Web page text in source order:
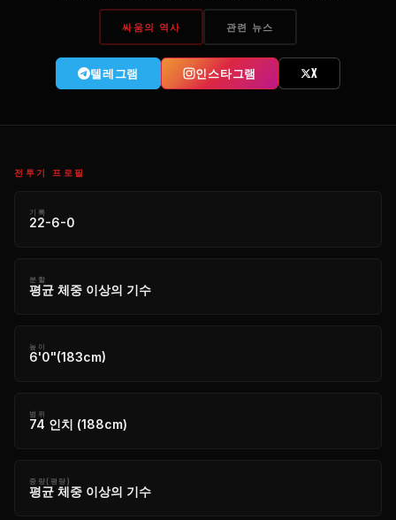
싸움의 역사 관련 뉴스
텔레그램 인스타그램 X
전투기 프로필
기록
22-6-0
분할
평균 체중 이상의 기수
높이
6'0"(183cm)
범위
74 인치 (188cm)
중량(평량)
평균 체중 이상의 기수